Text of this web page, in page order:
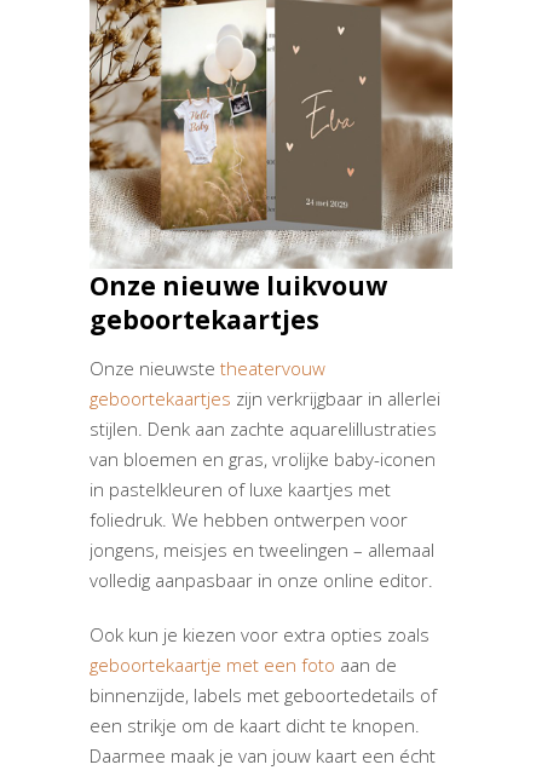
Onze nieuwe luikvouw
geboortekaartjes
Onze nieuwste theatervouw
geboortekaartjes zijn verkrijgbaar in allerlei
stijlen. Denk aan zachte aquarelillustraties
van bloemen en gras, vrolijke baby-iconen
in pastelkleuren of luxe kaartjes met
foliedruk. We hebben ontwerpen voor
jongens, meisjes en tweelingen – allemaal
volledig aanpasbaar in onze online editor.
Ook kun je kiezen voor extra opties zoals
geboortekaartje met een foto aan de
binnenzijde, labels met geboortedetails of
een strikje om de kaart dicht te knopen.
Daarmee maak je van jouw kaart een écht